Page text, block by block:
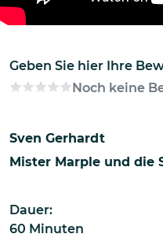
Geben Sie hier Ihre
Noch keine
Sven Gerhardt
Mister Marple und die
Dauer:
60 Minuten